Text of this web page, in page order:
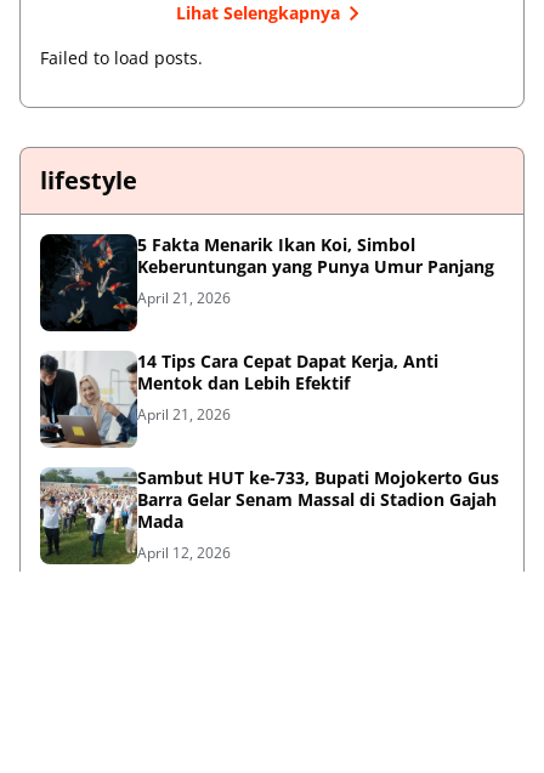
Lihat Selengkapnya
Failed to load posts.
lifestyle
5 Fakta Menarik Ikan Koi, Simbol
Keberuntungan yang Punya Umur Panjang
April 21, 2026
14 Tips Cara Cepat Dapat Kerja, Anti
Mentok dan Lebih Efektif
April 21, 2026
Sambut HUT ke-733, Bupati Mojokerto Gus
Barra Gelar Senam Massal di Stadion Gajah
Mada
April 12, 2026